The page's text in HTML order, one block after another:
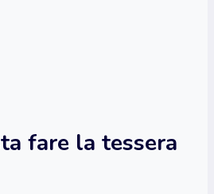
fare la tessera